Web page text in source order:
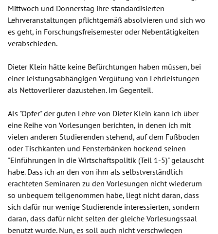
Mittwoch und Donnerstag ihre standardisierten
Lehrveranstaltungen pflichtgemäß absolvieren und sich wo
es geht, in Forschungsfreisemester oder Nebentätigkeiten
verabschieden.
Dieter Klein hätte keine Befürchtungen haben müssen, bei
einer leistungsabhängigen Vergütung von Lehrleistungen
als Nettoverlierer dazustehen. Im Gegenteil.
Als "Opfer" der guten Lehre von Dieter Klein kann ich über
eine Reihe von Vorlesungen berichten, in denen ich mit
vielen anderen Studierenden stehend, auf dem Fußboden
oder Tischkanten und Fensterbänken hockend seinen
"Einführungen in die Wirtschaftspolitik (Teil 1-5)" gelauscht
habe. Dass ich an den von ihm als selbstverständlich
erachteten Seminaren zu den Vorlesungen nicht wiederum
so unbequem teilgenommen habe, liegt nicht daran, dass
sich dafür nur wenige Studierende interessierten, sondern
daran, dass dafür nicht selten der gleiche Vorlesungssaal
benutzt wurde. Nun, es soll auch nicht verschwiegen